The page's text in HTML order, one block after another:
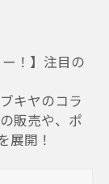
！】注目の
キヤのコラ
販売や、ポ
展開！